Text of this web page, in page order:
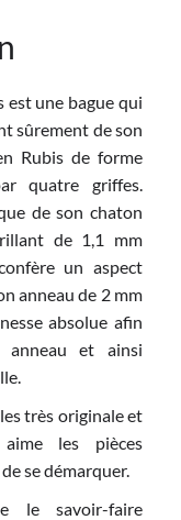
est une bague qui
sûrement de son
Rubis de forme
quatre griffes.
de son chaton
de 1,1 mm
un aspect
anneau de 2 mm
absolue afin
et ainsi
très originale et
les pièces
se démarquer.
le savoir-faire